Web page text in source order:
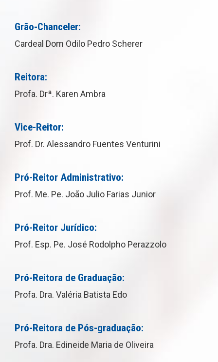
Grão-Chanceler:
Cardeal Dom Odilo Pedro Scherer
Reitora:
Profa. Drª. Karen Ambra
Vice-Reitor:
Prof. Dr. Alessandro Fuentes Venturini
Pró-Reitor Administrativo:
Prof. Me. Pe. João Julio Farias Junior
Pró-Reitor Jurídico:
Prof. Esp. Pe. José Rodolpho Perazzolo
Pró-Reitora de Graduação:
Profa. Dra. Valéria Batista Edo
Pró-Reitora de Pós-graduação:
Profa. Dra. Edineide Maria de Oliveira